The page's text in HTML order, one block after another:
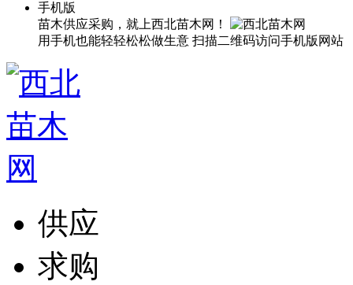
手机版
苗木供应采购，就上西北苗木网！
用手机也能轻轻松松做生意 扫描二维码访问手机版网站
供应
求购